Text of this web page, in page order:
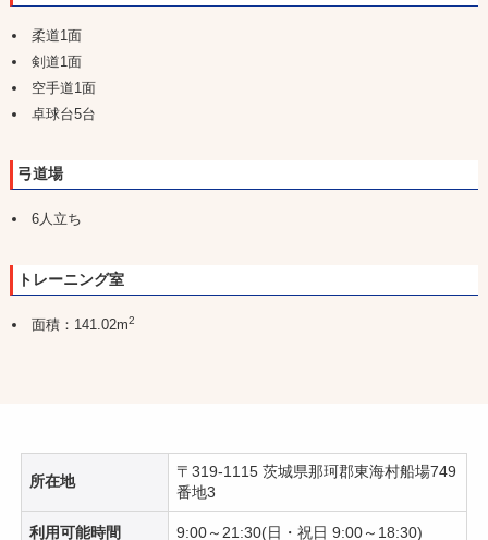
柔道1面
剣道1面
空手道1面
卓球台5台
弓道場
6人立ち
トレーニング室
面積：141.02m2
所在地
〒319-1115 茨城県那珂郡東海村船場749
番地3
利用可能時間 9:00～21:30(日・祝日 9:00～18:30)